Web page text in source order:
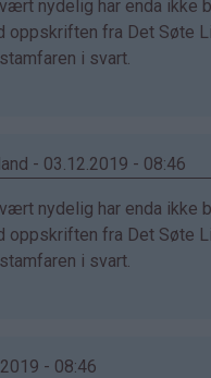
nydelig har enda ikke
oppskriften fra Det Søte
i svart.
- 03.12.2019 - 08:46
nydelig har enda ikke
oppskriften fra Det Søte
i svart.
- 08:46